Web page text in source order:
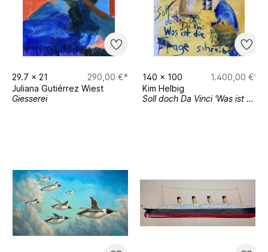
29.7 x 21
290,00 €*
Juliana Gutiérrez Wiest
Giesserei
140 x 100
1.400,00 €*
Kim Helbig
Soll doch Da Vinci 'Was ist die Frage?' schreiben